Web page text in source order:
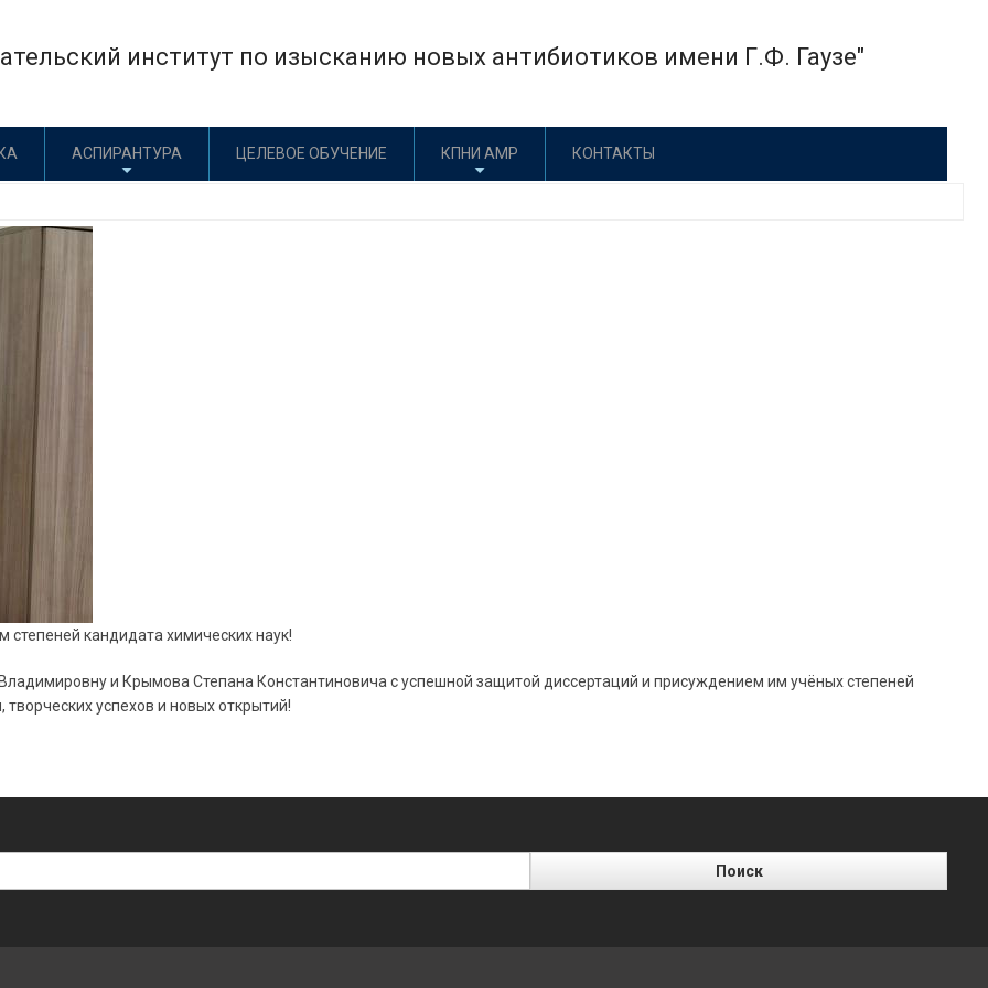
институт по изысканию новых антибиотиков имени Г.Ф. Гаузе"
АСПИРАНТУРА ЦЕЛЕВОЕ ОБУЧЕНИЕ КПНИ АМР КОНТАКТЫ
кандидата химических наук!
и Крымова Степана Константиновича с успешной защитой диссертаций и присуждением им учёных степеней
успехов и новых открытий!